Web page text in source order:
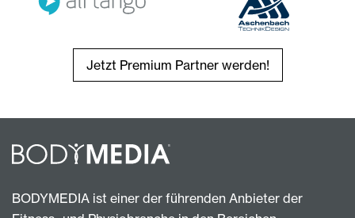
Jetzt Premium Partner werden!
BODYMEDIA ist einer der führenden Anbieter der